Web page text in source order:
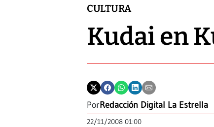
CULTURA
Kudai en
PorRedacción Digital La Estrella
22/11/2008 01:00